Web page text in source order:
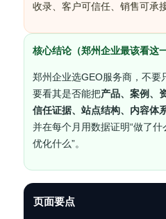
收录、客户可信任、销售可承
核心结论（郑州企业最该看这一
郑州企业选GEO服务商，不要
要看其是否能把产品、案例、
信任证据、站点结构、内容体
并在每个月用数据证明“做了
优化什么”。
页面要点